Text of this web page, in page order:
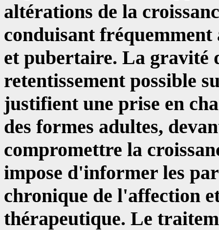
altérations de la
conduisant
et pubertaire. La gravité
retentissement possible
justifient une prise en
des formes adultes,
compromettre la
impose d'informer les
chronique de l'affection
thérapeutique. Le